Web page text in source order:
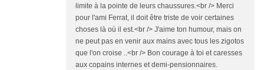
limite à la pointe de leurs chaussures.<br /> Merci
pour l'ami Ferrat, il doit être triste de voir certaines
choses là où il est.<br /> J'aime ton humour, mais on
ne peut pas en venir aux mains avec tous les zigotos
que l'on croise ..<br /> Bon courage à toi et caresses
aux copains internes et demi-pensionnaires.